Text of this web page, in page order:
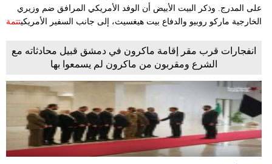
على المدرج. وذكر البيت الأبيض أن الوفد الأمريكي المرافق ضم وزيري
الخارجية ماركو روبيو والدفاع بيت هيغسيث، إلى جانب السفير الأمريكيتتمة
انفجارات قرب مقر إقامة ماكرون في دمشق قبيل محادثاته مع
الشرع ومقربون من ماكرون لم يسمعوا بها